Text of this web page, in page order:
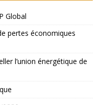
Global
pertes économiques
l’union énergétique de